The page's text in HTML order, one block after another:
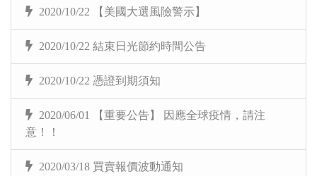
2020/10/22 【美國大選風險警示】
2020/10/22 結束日光節約時間公告
2020/10/22 憑證到期須知
2020/06/01 【重要公告】 因應全球疫情，請注
意！！
2020/03/18 買賣報價波動通知